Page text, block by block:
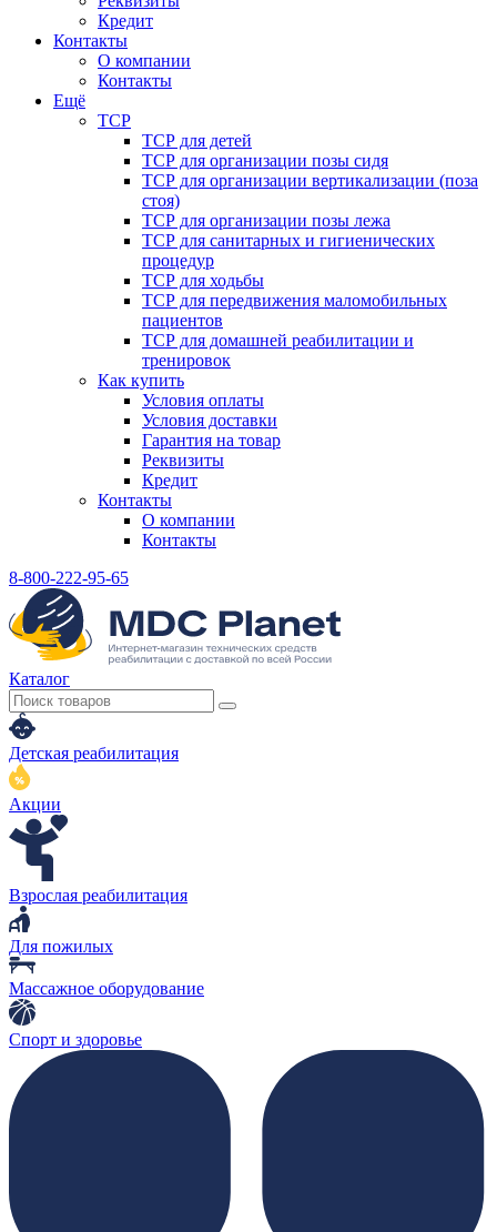
Кредит
Контакты
О компании
Контакты
Ещё
ТСР
ТСР для детей
ТСР для организации позы сидя
ТСР для организации вертикализации (поза
стоя)
ТСР для организации позы лежа
ТСР для санитарных и гигиенических
процедур
ТСР для ходьбы
ТСР для передвижения маломобильных
пациентов
ТСР для домашней реабилитации и
тренировок
Как купить
Условия оплаты
Условия доставки
Гарантия на товар
Реквизиты
Кредит
Контакты
О компании
Контакты
8-800-222-95-65
Каталог
Детская реабилитация
Акции
Взрослая реабилитация
Для пожилых
Массажное оборудование
Спорт и здоровье